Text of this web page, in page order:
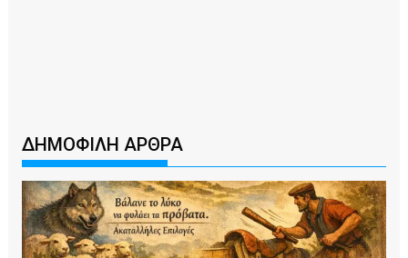
ΔΗΜΟΦΙΛΗ ΑΡΘΡΑ